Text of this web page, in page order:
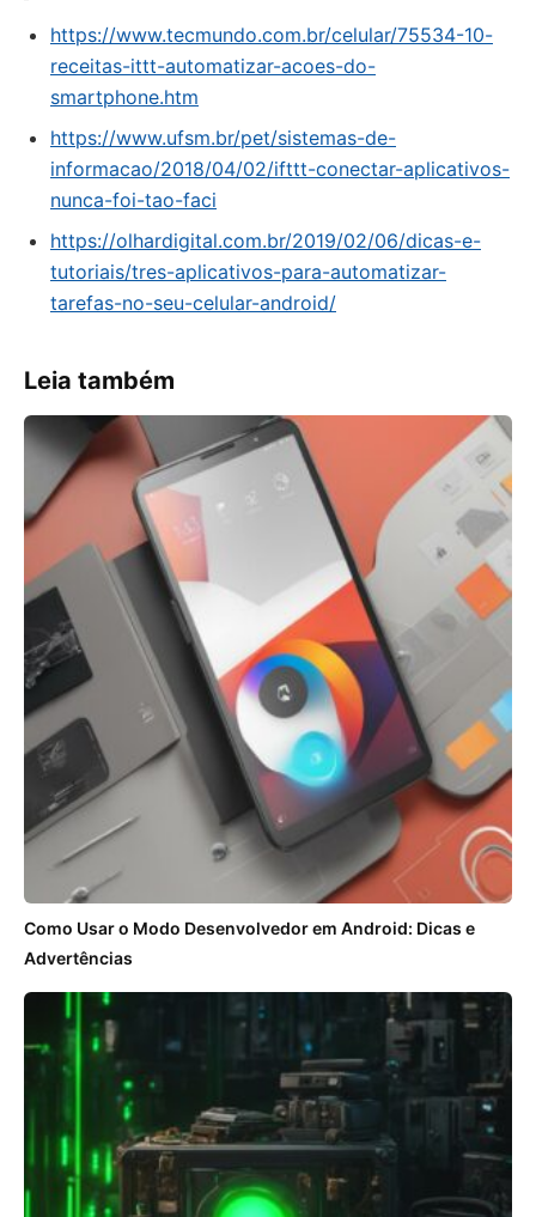
https://www.tecmundo.com.br/celular/75534-10-
receitas-ittt-automatizar-acoes-do-
smartphone.htm
https://www.ufsm.br/pet/sistemas-de-
informacao/2018/04/02/ifttt-conectar-aplicativos-
nunca-foi-tao-faci
https://olhardigital.com.br/2019/02/06/dicas-e-
tutoriais/tres-aplicativos-para-automatizar-
tarefas-no-seu-celular-android/
Leia também
Como Usar o Modo Desenvolvedor em Android: Dicas e
Advertências